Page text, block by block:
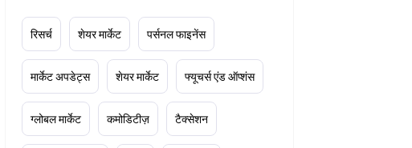
रिसर्च शेयर मार्केट पर्सनल फाइनेंस
मार्केट अपडेट्स शेयर मार्केट फ्यूचर्स एंड ऑप्शंस
ग्लोबल मार्केट कमोडिटीज़ टैक्सेशन